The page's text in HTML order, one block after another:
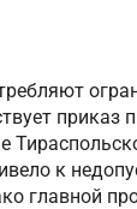
приказ
к
главной